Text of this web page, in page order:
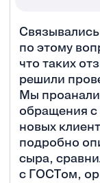
по этому
что таких
решили
Мы
обращения с
новых
подробно
сыра,
с ГОСТом,